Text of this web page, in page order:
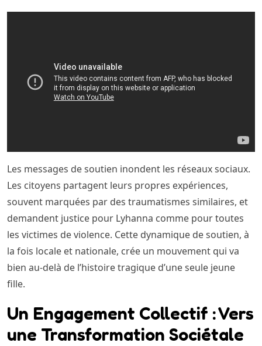
Les messages de soutien inondent les réseaux sociaux.
Les citoyens partagent leurs propres expériences,
souvent marquées par des traumatismes similaires, et
demandent justice pour Lyhanna comme pour toutes
les victimes de violence. Cette dynamique de soutien, à
la fois locale et nationale, crée un mouvement qui va
bien au-delà de l’histoire tragique d’une seule jeune
fille.
Un Engagement Collectif : Vers
une Transformation Sociétale